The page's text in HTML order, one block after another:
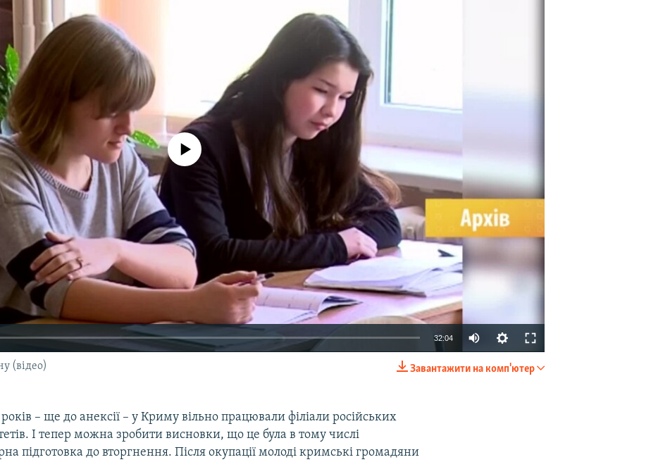
No media source currently available
32:04
Завантажити на комп'ютер
(відео)
– ще до анексії – у Криму вільно працювали філіали російських
І тепер можна зробити висновки, що це була в тому числі
підготовка до вторгнення. Після окупації молоді кримські громадяни